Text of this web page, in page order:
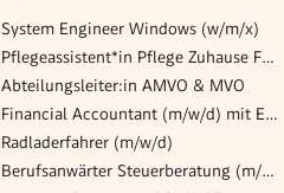
System Engineer Windows (w/m/x)
Pflegeassistent*in Pflege Zuhause Favoriten - 1100
Abteilungsleiter:in AMVO & MVO
Financial Accountant (m/w/d) mit Entwicklungsperspektive
Radladerfahrer (m/w/d)
Berufsanwärter Steuerberatung (m/w/d)